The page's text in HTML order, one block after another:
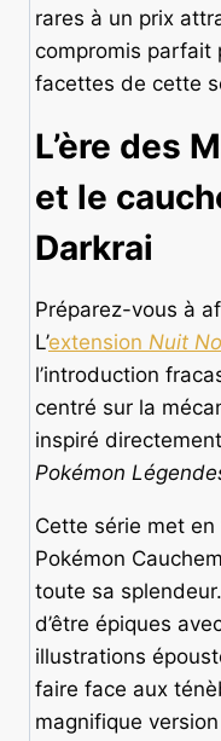
rares à un prix
compromis parfait
facettes de cette
L’ère des
et le
Darkrai
Préparez-vous à
L’extension Nuit
l’introduction
centré sur la
inspiré
Pokémon
Cette série met
Pokémon
toute sa
d’être épiques
illustrations
faire face aux
magnifique